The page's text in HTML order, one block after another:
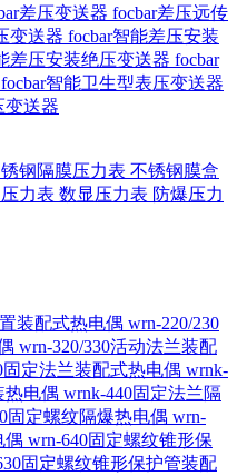
差压变送器 focbar差压远传
变送器 focbar智能差压安装
差压安装绝压变送器 focbar
focbar智能卫生型表压变送器
变送器
钢隔膜压力表 不锈钢膜盒
力表 数显压力表 防爆压力
装配式热电偶 wrn-220/230
wrn-320/330活动法兰装配
固定法兰装配式热电偶 wrnk-
热电偶 wrnk-440固定法兰隔
固定螺纹隔爆热电偶 wrn-
偶 wrn-640固定螺纹锥形保
固定螺纹锥形保护管装配